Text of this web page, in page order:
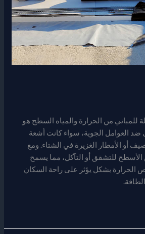
من الحرارة والمياه السطح هو
ضد العوامل الجوية، سواء كانت أشعة
أو الأمطار الغزيرة في الشتاء. ومع
للتشقق أو التآكل، مما يسمح
الحرارة بشكل يؤثر على راحة السكان